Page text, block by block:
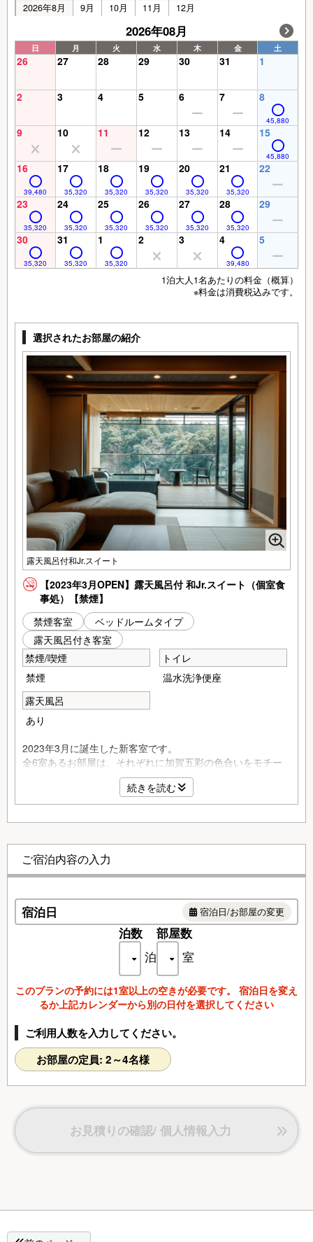
2026年8月
9月 10月 11月 12月
2026年08月
日 月 火 水 木 金 土
26 27 28 29 30 31 1
2 3 4 5 6 7 8
45,880
9 10 11 12 13 14 15
45,880
16
39,480
17
35,320
18
35,320
19
35,320
20
35,320
21
35,320
22
23
35,320
24
35,320
25
35,320
26
35,320
27
35,320
28
35,320
29
30
35,320
31
35,320
1
35,320
2 3 4
39,480
5
1泊大人1名あたりの料金（概算）
※料金は消費税込みです。
選択されたお部屋の紹介
露天風呂付和Jr.スイート
【2023年3月OPEN】露天風呂付 和Jr.スイート（個室食
事処）【禁煙】
禁煙客室
ベッドルームタイプ
露天風呂付き客室
禁煙/喫煙
禁煙
トイレ
温水洗浄便座
露天風呂
あり
2023年3月に誕生した新客室です。
全6室あるお部屋は、それぞれに加賀五彩の色合いをモチー
フに、伝統と革新が融合する新感覚のしつらえでお客様をお
迎えいたします。ツインベッドやくつろぎのスペースを配し
た15畳の和室のほか、お部屋の露天風呂には山代温泉の1号
※お食事付きプランの場合、朝夕のお食事は、個室食事処
「洗心館」にてご用意させていただきます。
テレビ、衛星放送（無料）、DVDデッキ(貸出)、電話（内線
のみ）、インターネット接続（無料Wi-Fi)、お茶セット、冷
蔵庫、ドライヤー、電気スタンド、個別空調、洗浄機付トイ
レ/石鹸(液体)、ボディソープ、シャンプー、コンディショナ
ー、洗顔ソープ、歯磨きセット、カミソリ、シャワーキャッ
プ、くし、ブラシ、タオル、バスタオル、浴衣
続きを読む
ご宿泊内容の入力
宿泊日 宿泊日/お部屋の変更
泊数
泊
部屋数
室
このプランの予約には1室以上の空きが必要です。 宿泊日を変え
るか上記カレンダーから別の日付を選択してください
ご利用人数を入力してください。
お部屋の定員: 2～4名様
お見積りの確認/ 個人情報入力